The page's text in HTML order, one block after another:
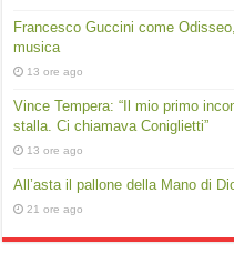
Francesco Guccini come
musica
13 ore ago
Vince Tempera: “Il mio primo
stalla. Ci chiamava Coniglietti”
13 ore ago
All’asta il pallone della Mano di
21 ore ago